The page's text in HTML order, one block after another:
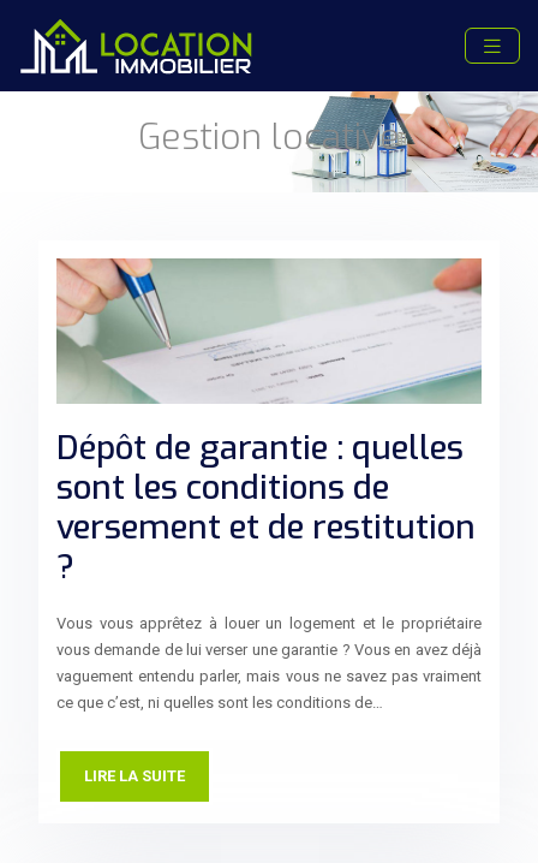
Gestion locative
Dépôt de garantie : quelles
sont les conditions de
versement et de restitution
?
Vous vous apprêtez à louer un logement et le propriétaire
vous demande de lui verser une garantie ? Vous en avez déjà
vaguement entendu parler, mais vous ne savez pas vraiment
ce que c’est, ni quelles sont les conditions de…
LIRE LA SUITE